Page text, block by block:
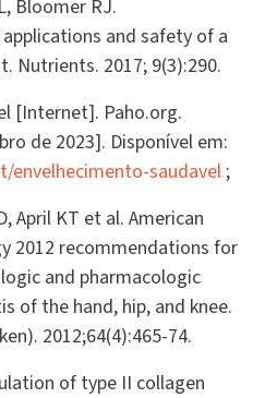
Bloomer RJ.
and safety of a
Nutrients. 2017; 9(3):290.
[Internet]. Paho.org.
de 2023]. Disponível em:
saudavel ;
April KT et al. American
2012 recommendations for
and pharmacologic
of the hand, hip, and knee.
2012;64(4):465-74.
of type II collagen